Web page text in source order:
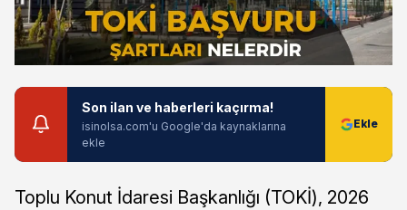
Son ilan ve haberleri kaçırma!
isinolsa.com'u Google'da kaynaklarına
ekle
Toplu Konut İdaresi Başkanlığı (TOKİ), 2026